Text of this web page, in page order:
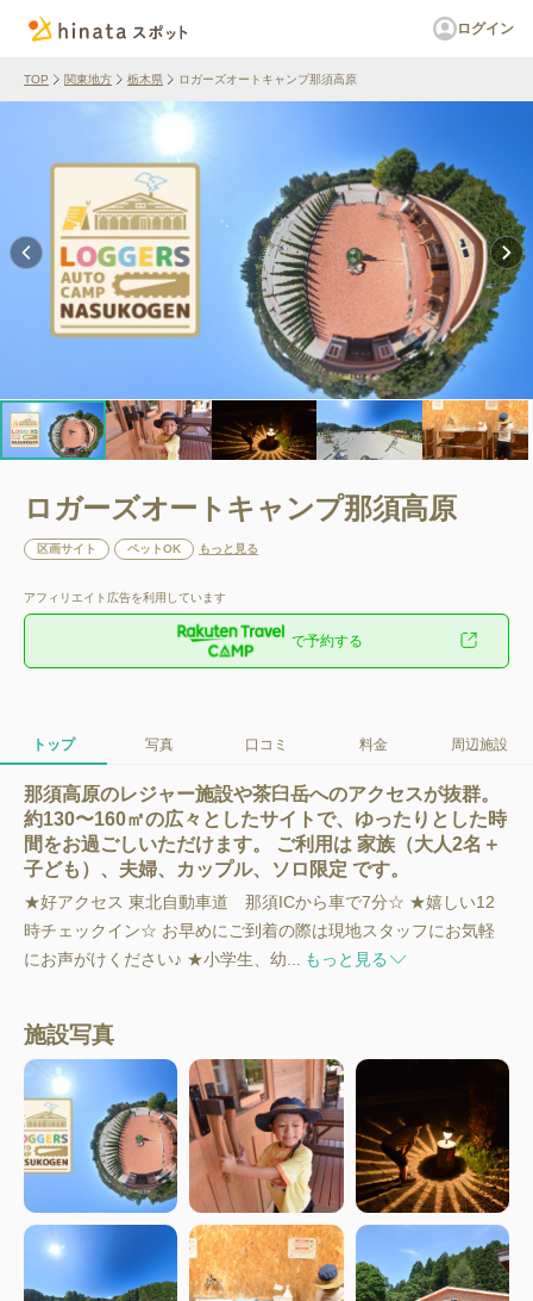
ログイン
TOP 関東地方 栃木県 ロガーズオートキャンプ那須高原
ロガーズオートキャンプ那須高原
区画サイト ペットOK もっと見る
アフィリエイト広告を利用しています
で予約する
トップ 写真 口コミ 料金 周辺施設
那須高原のレジャー施設や茶臼岳へのアクセスが抜群。
約130〜160㎡の広々としたサイトで、ゆったりとした時
間をお過ごしいただけます。 ご利用は 家族（大人2名＋
子ども）、夫婦、カップル、ソロ限定 です。
★好アクセス 東北自動車道 那須ICから車で7分☆ ★嬉しい12
時チェックイン☆ お早めにご到着の際は現地スタッフにお気軽
にお声がけください♪ ★小学生、幼...
もっと見る
施設写真